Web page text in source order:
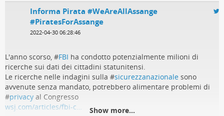
Informa Pirata #WeAreAllAssange
#PiratesForAssange
2022-04-30 06:28:46
L'anno scorso, #FBI ha condotto potenzialmente milioni di
ricerche sui dati dei cittadini statunitensi.
Le ricerche nelle indagini sulla #sicurezzanazionale sono
avvenute senza mandato, potrebbero alimentare problemi di
#privacy al Congresso
wsj.com/articles/fbi-c…
Show more...